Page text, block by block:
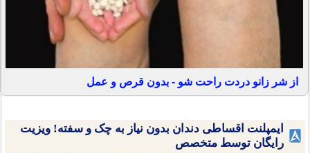
از شر زانو دردت راحت شو - بدون قرص و عمل
ایمپلنت اقساطی دندان بدون نیاز به چک و سفته! ویزیت
رایگان توسط متخصص